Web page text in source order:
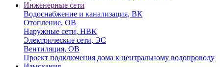
Инженерные сети
Водоснабжение и канализация, ВК
Отопление, ОВ
Наружные сети, НВК
Электрические сети, ЭС
Вентиляция, ОВ
Проект подключения дома к центральному водопроводу